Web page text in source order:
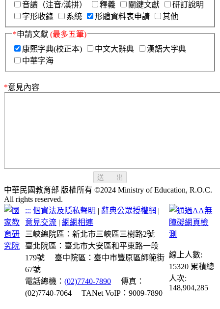
音讀（注音/漢拼）
釋義 關鍵文獻
研訂說明
字形收錄
系統 形體資料表申請 其他
*申請文獻 (最多五筆)
康熙字典(校正本)
中文大辭典
漢語大字典
中華字海
*意見內容
送 出
中華民國教育部 版權所有 ©2024 Ministry of Education, R.O.C.
All rights reserved.
::: 個資法及隱私聲明 | 辭典公眾授權網 |
意見交流 |網網相連
三峽總院區：新北市三峽區三樹路2號
臺北院區：臺北市大安區和平東路一段
179號
臺中院區：臺中市豐原區師範街
67號
電話總機：(02)7740-7890
傳真：
(02)7740-7064
TANet VoIP：9009-7890
線上人數:
15320 累積總
人次:
148,904,285